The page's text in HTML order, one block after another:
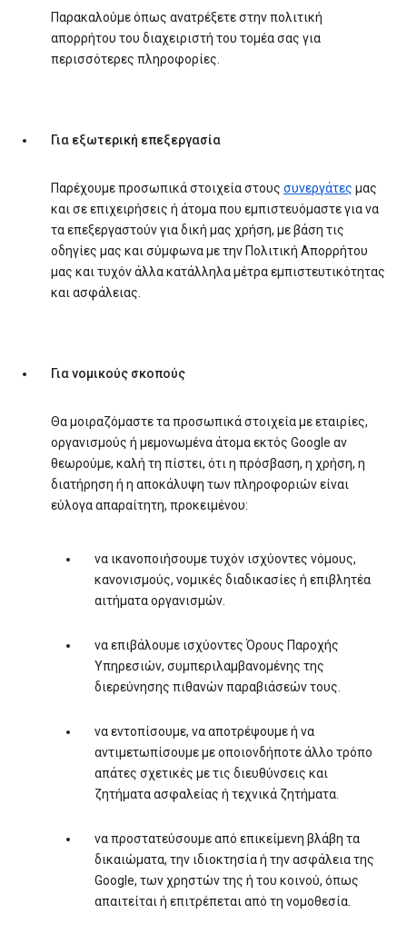
Παρακαλούμε όπως ανατρέξετε στην πολιτική
απορρήτου του διαχειριστή του τομέα σας για
περισσότερες πληροφορίες.
Για εξωτερική επεξεργασία
Παρέχουμε προσωπικά στοιχεία στους συνεργάτες μας
και σε επιχειρήσεις ή άτομα που εμπιστευόμαστε για να
τα επεξεργαστούν για δική μας χρήση, με βάση τις
οδηγίες μας και σύμφωνα με την Πολιτική Απορρήτου
μας και τυχόν άλλα κατάλληλα μέτρα εμπιστευτικότητας
και ασφάλειας.
Για νομικούς σκοπούς
Θα μοιραζόμαστε τα προσωπικά στοιχεία με εταιρίες,
οργανισμούς ή μεμονωμένα άτομα εκτός Google αν
θεωρούμε, καλή τη πίστει, ότι η πρόσβαση, η χρήση, η
διατήρηση ή η αποκάλυψη των πληροφοριών είναι
εύλογα απαραίτητη, προκειμένου:
να ικανοποιήσουμε τυχόν ισχύοντες νόμους,
κανονισμούς, νομικές διαδικασίες ή επιβλητέα
αιτήματα οργανισμών.
να επιβάλουμε ισχύοντες Όρους Παροχής
Υπηρεσιών, συμπεριλαμβανομένης της
διερεύνησης πιθανών παραβιάσεών τους.
να εντοπίσουμε, να αποτρέψουμε ή να
αντιμετωπίσουμε με οποιονδήποτε άλλο τρόπο
απάτες σχετικές με τις διευθύνσεις και
ζητήματα ασφαλείας ή τεχνικά ζητήματα.
να προστατεύσουμε από επικείμενη βλάβη τα
δικαιώματα, την ιδιοκτησία ή την ασφάλεια της
Google, των χρηστών της ή του κοινού, όπως
απαιτείται ή επιτρέπεται από τη νομοθεσία.